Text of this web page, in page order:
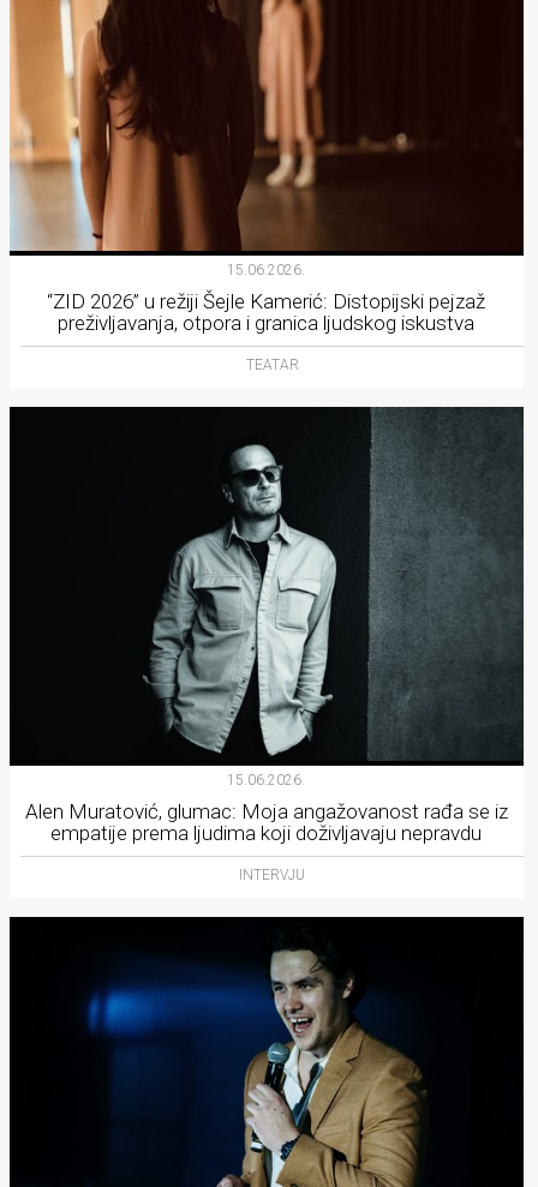
15.06.2026.
“ZID 2026” u režiji Šejle Kamerić: Distopijski pejzaž
preživljavanja, otpora i granica ljudskog iskustva
TEATAR
15.06.2026.
Alen Muratović, glumac: Moja angažovanost rađa se iz
empatije prema ljudima koji doživljavaju nepravdu
INTERVJU